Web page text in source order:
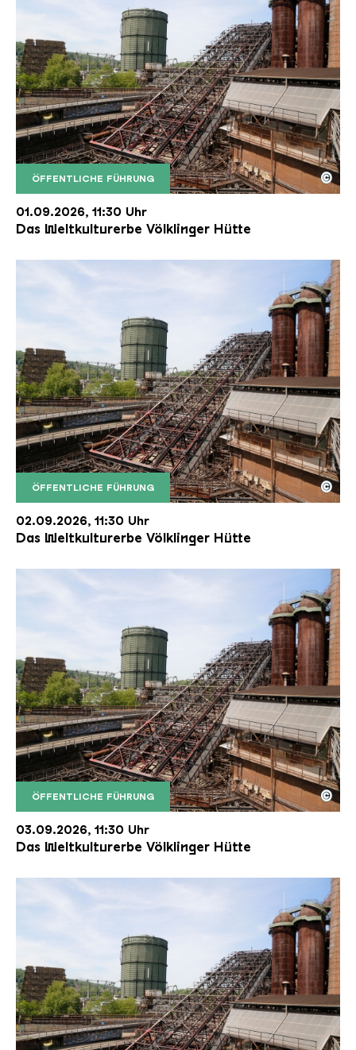
ÖFFENTLICHE FÜHRUNG
Der Erzschrägaufzug der Völklinger Hütte mit
Copyright: Weltkulturerbe Völklinger Hütte | Karl
©
01.09.2026, 11:30 Uhr
Das Weltkulturerbe Völklinger Hütte
ÖFFENTLICHE FÜHRUNG
Der Erzschrägaufzug der Völklinger Hütte mit
Copyright: Weltkulturerbe Völklinger Hütte | Karl
©
02.09.2026, 11:30 Uhr
Das Weltkulturerbe Völklinger Hütte
ÖFFENTLICHE FÜHRUNG
Der Erzschrägaufzug der Völklinger Hütte mit
Copyright: Weltkulturerbe Völklinger Hütte | Karl
©
03.09.2026, 11:30 Uhr
Das Weltkulturerbe Völklinger Hütte